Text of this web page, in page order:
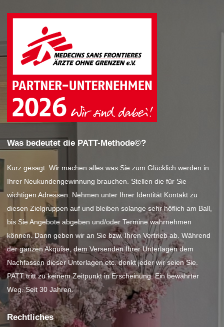
Was bedeutet die PATT-Methode©?
Kurz gesagt. Wir machen alles was Sie zum Glücklich werden in
Ihrer Neukundengewinnung brauchen. Stellen die für Sie
wichtigen Adressen. Nehmen unter Ihrer Identität Kontakt zu
diesen Zielgruppen auf und bleiben solange sehr höflich am Ball,
bis Sie Angebote abgeben und/oder Termine wahrnehmen
können. Dann geben wir an Sie bzw. Ihren Vertrieb ab. Während
der ganzen Akquise, dem Versenden Ihrer Unterlagen dem
Nachfassen dieser Unterlagen etc. denkt jeder wir seien Sie.
PATT tritt zu keinem Zeitpunkt in Erscheinung. Ein bewährter
Weg. Seit 30 Jahren.
Rechtliches